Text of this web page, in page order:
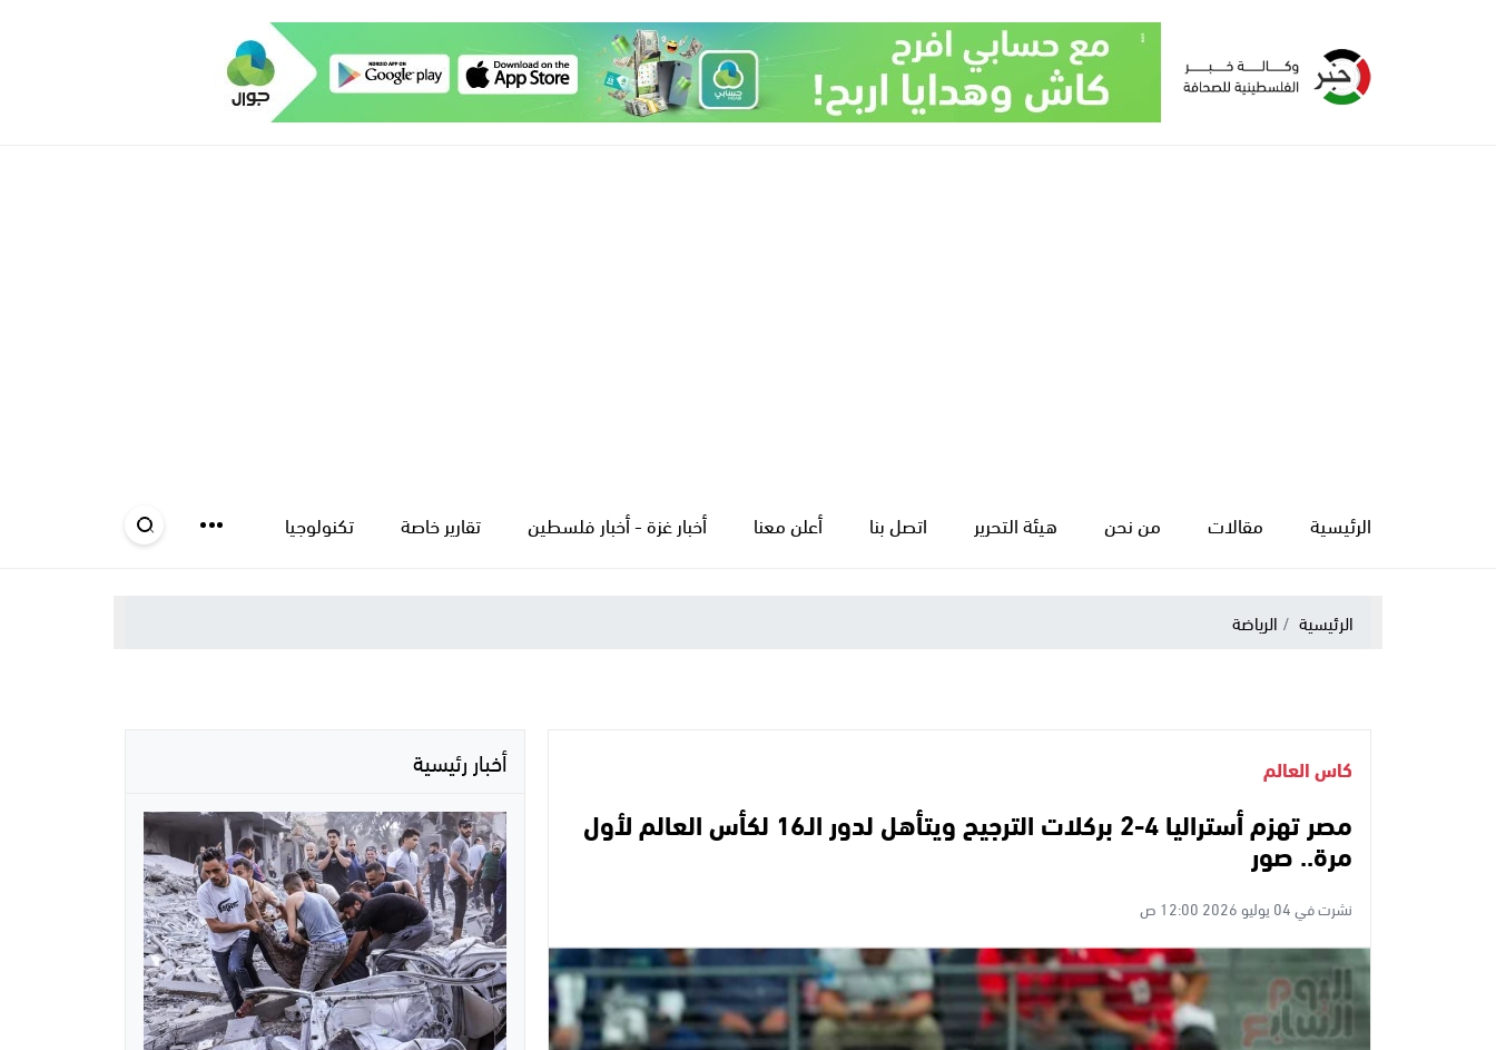
الرئيسية مقالات من نحن هيئة التحرير اتصل بنا أعلن معنا أخبار غزة - أخبار فلسطين تقارير خاصة تكنولوجيا
الرئيسية الرياضة
كاس العالم
مصر تهزم أستراليا 4-2 بركلات الترجيح ويتأهل لدور الـ16 لكأس العالم لأول
مرة.. صور
نشرت في 04 يوليو 2026 12:00 ص
أخبار رئيسية